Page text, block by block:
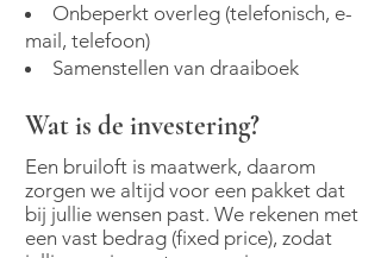
Onbeperkt overleg (telefonisch, e-
mail, telefoon)
Samenstellen van draaiboek
Wat is de investering?
Een bruiloft is maatwerk, daarom
zorgen we altijd voor een pakket dat
bij jullie wensen past. We rekenen met
een vast bedrag (fixed price), zodat